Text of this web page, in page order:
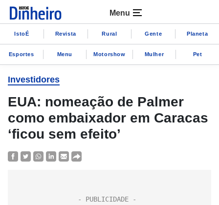
Menu
IstoÉ Revista Rural Gente Planeta
Esportes Menu Motorshow Mulher Pet
Investidores
EUA: nomeação de Palmer
como embaixador em Caracas
‘ficou sem efeito’